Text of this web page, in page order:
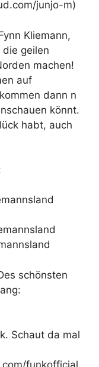
junjo-m)
Kliemann,
die geilen
machen!
auf
dann n
könnt.
habt, auch
schönsten
Schaut da mal
funkofficial